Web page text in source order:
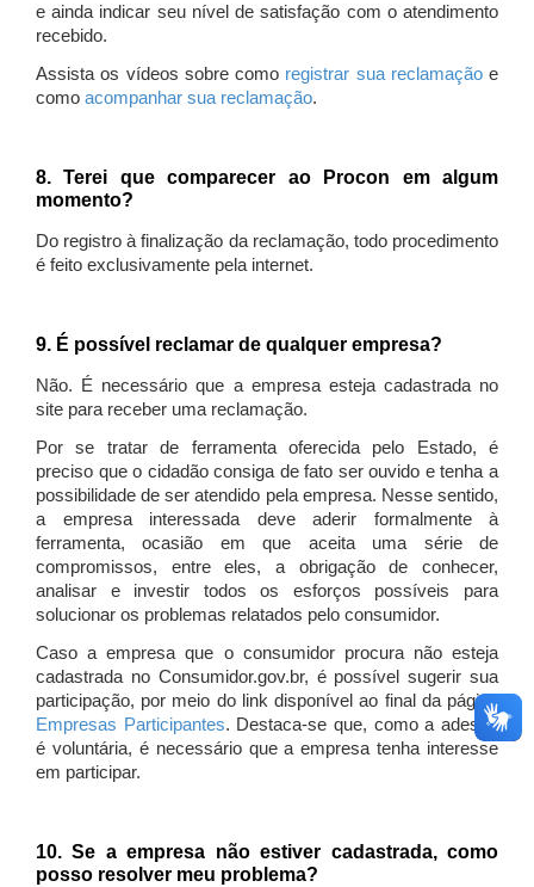
e ainda indicar seu nível de satisfação com o atendimento
recebido.
Assista os vídeos sobre como registrar sua reclamaçãoe
como acompanhar sua reclamação.
8. Terei que comparecer ao Procon em algum
momento?
Do registro à finalização da reclamação, todo procedimento
é feito exclusivamente pela internet.
9. É possível reclamar de qualquer empresa?
Não. É necessário que a empresa esteja cadastrada no
site para receber uma reclamação.
Por se tratar de ferramenta oferecida pelo Estado, é
preciso que o cidadão consiga de fato ser ouvido e tenha a
possibilidade de ser atendido pela empresa. Nesse sentido,
a empresa interessada deve aderir formalmente à
ferramenta, ocasião em que aceita uma série de
compromissos, entre eles, a obrigação de conhecer,
analisar e investir todos os esforços possíveis para
solucionar os problemas relatados pelo consumidor.
Caso a empresa que o consumidor procura não esteja
cadastrada no Consumidor.gov.br, é possível sugerir sua
participação, por meio do link disponível ao final da página
Empresas Participantes. Destaca-se que, como a adesão
é voluntária, é necessário que a empresa tenha interesse
em participar.
10. Se a empresa não estiver cadastrada, como
posso resolver meu problema?